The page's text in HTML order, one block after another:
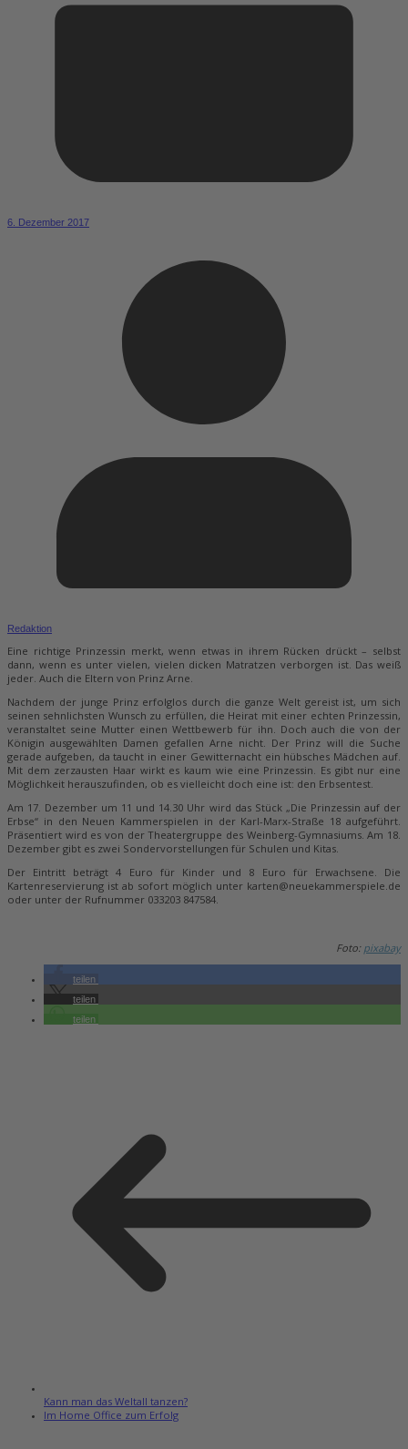
6. Dezember 2017
Redaktion
Eine richtige Prinzessin merkt, wenn etwas in ihrem Rücken drückt – selbst
dann, wenn es unter vielen, vielen dicken Matratzen verborgen ist. Das weiß
jeder. Auch die Eltern von Prinz Arne.
Nachdem der junge Prinz erfolglos durch die ganze Welt gereist ist, um sich
seinen sehnlichsten Wunsch zu erfüllen, die Heirat mit einer echten Prinzessin,
veranstaltet seine Mutter einen Wettbewerb für ihn. Doch auch die von der
Königin ausgewählten Damen gefallen Arne nicht. Der Prinz will die Suche
gerade aufgeben, da taucht in einer Gewitternacht ein hübsches Mädchen auf.
Mit dem zerzausten Haar wirkt es kaum wie eine Prinzessin. Es gibt nur eine
Möglichkeit herauszufinden, ob es vielleicht doch eine ist: den Erbsentest.
Am 17. Dezember um 11 und 14.30 Uhr wird das Stück „Die Prinzessin auf der
Erbse“ in den Neuen Kammerspielen in der Karl-Marx-Straße 18 aufgeführt.
Präsentiert wird es von der Theatergruppe des Weinberg-Gymnasiums. Am 18.
Dezember gibt es zwei Sondervorstellungen für Schulen und Kitas.
Der Eintritt beträgt 4 Euro für Kinder und 8 Euro für Erwachsene. Die
Kartenreservierung ist ab sofort möglich unter karten@neuekammerspiele.de
oder unter der Rufnummer 033203 847584.
Foto: pixabay
teilen
teilen
teilen
Kann man das Weltall tanzen?
Im Home Office zum Erfolg